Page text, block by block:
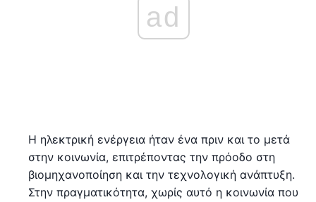
ad
Η ηλεκτρική ενέργεια ήταν ένα πριν και το μετά
στην κοινωνία, επιτρέποντας την πρόοδο στη
βιομηχανοποίηση και την τεχνολογική ανάπτυξη.
Στην πραγματικότητα, χωρίς αυτό η κοινωνία που